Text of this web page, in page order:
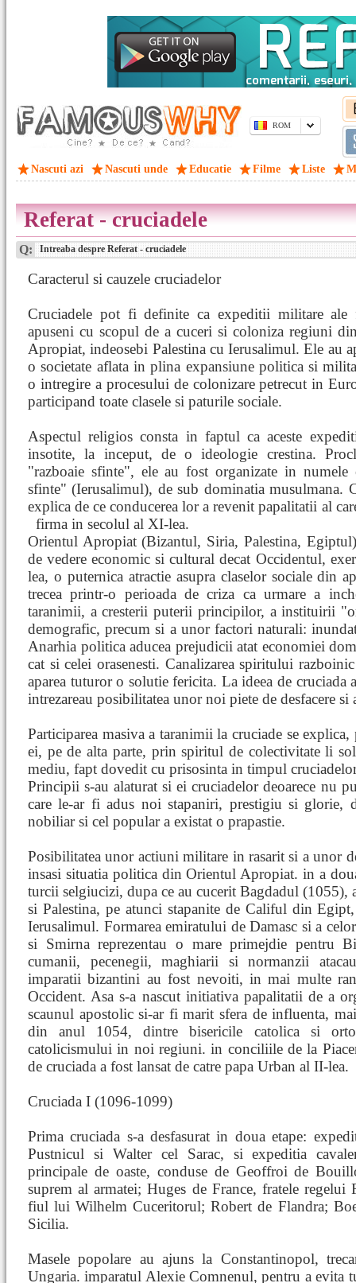
ROM
Nascuti azi Nascuti unde Educatie Filme Liste
Referat - cruciadele
Q: Intreaba despre Referat - cruciadele
Caracterul si cauzele cruciadelor
Cruciadele pot fi definite ca expeditii militare ale
apuseni cu scopul de a cuceri si coloniza regiuni
Apropiat, indeosebi Palestina cu Ierusalimul. Ele au
o societate aflata in plina expansiune politica si
o intregire a procesului de colonizare petrecut in
participand toate clasele si paturile sociale.
Aspectul religios consta in faptul ca aceste
insotite, la inceput, de o ideologie crestina.
"razboaie sfinte", ele au fost organizate in
sfinte" (Ierusalimul), de sub dominatia musulmana.
explica de ce conducerea lor a revenit papalitatii al
firma in secolul al XI-lea.
Orientul Apropiat (Bizantul, Siria, Palestina,
de vedere economic si cultural decat Occidentul,
lea, o puternica atractie asupra claselor sociale din
trecea printr-o perioada de criza ca urmare a
taranimii, a cresterii puterii principilor, a instituirii
demografic, precum si a unor factori naturali:
Anarhia politica aducea prejudicii atat economiei
cat si celei orasenesti. Canalizarea spiritului
aparea tuturor o solutie fericita. La ideea de cruciada
intrezareau posibilitatea unor noi piete de desfacere si
Participarea masiva a taranimii la cruciade se
ei, pe de alta parte, prin spiritul de colectivitate li
mediu, fapt dovedit cu prisosinta in timpul
Principii s-au alaturat si ei cruciadelor deoarece nu
care le-ar fi adus noi stapaniri, prestigiu si glorie,
nobiliar si cel popular a existat o prapastie.
Posibilitatea unor actiuni militare in rasarit si a unor
insasi situatia politica din Orientul Apropiat. in a
turcii selgiucizi, dupa ce au cucerit Bagdadul
si Palestina, pe atunci stapanite de Califul din
Ierusalimul. Formarea emiratului de Damasc si a
si Smirna reprezentau o mare primejdie pentru
cumanii, pecenegii, maghiarii si normanzii
imparatii bizantini au fost nevoiti, in mai multe
Occident. Asa s-a nascut initiativa papalitatii de a
scaunul apostolic si-ar fi marit sfera de influenta,
din anul 1054, dintre bisericile catolica si
catolicismului in noi regiuni. in conciliile de la
de cruciada a fost lansat de catre papa Urban al II-lea.
Cruciada I (1096-1099)
Prima cruciada s-a desfasurat in doua etape:
Pustnicul si Walter cel Sarac, si expeditia
principale de oaste, conduse de Geoffroi de
suprem al armatei; Huges de France, fratele
fiul lui Wilhelm Cuceritorul; Robert de Flandra;
Sicilia.
Masele popolare au ajuns la Constantinopol,
Ungaria. imparatul Alexie Comnenul, pentru a evita